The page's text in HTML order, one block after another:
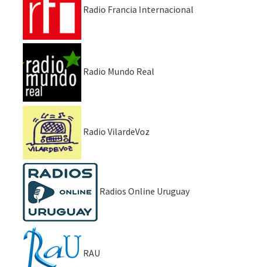
Radio Francia Internacional
Radio Mundo Real
Radio VilardeVoz
Radios Online Uruguay
RAU